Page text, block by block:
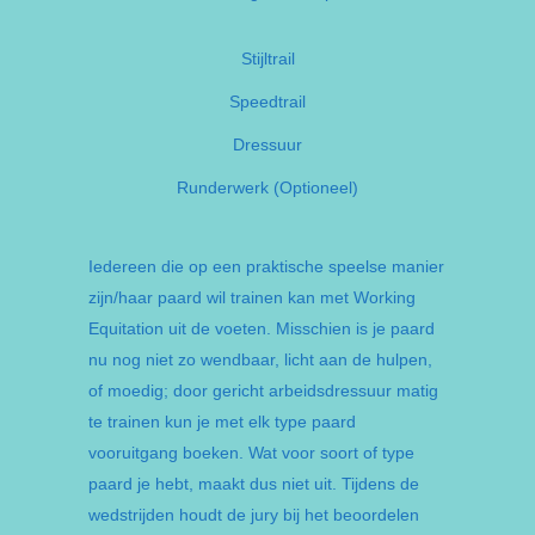
Stijltrail
Speedtrail
Dressuur
Runderwerk (Optioneel)
Iedereen die op een praktische speelse manier
zijn/haar paard wil trainen kan met Working
Equitation uit de voeten. Misschien is je paard
nu nog niet zo wendbaar, licht aan de hulpen,
of moedig; door gericht arbeidsdressuur matig
te trainen kun je met elk type paard
vooruitgang boeken. Wat voor soort of type
paard je hebt, maakt dus niet uit. Tijdens de
wedstrijden houdt de jury bij het beoordelen